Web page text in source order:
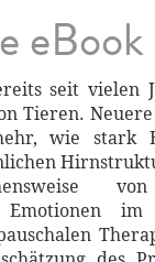
eBook
seit vielen
Tieren.
wie stark
Emotionen